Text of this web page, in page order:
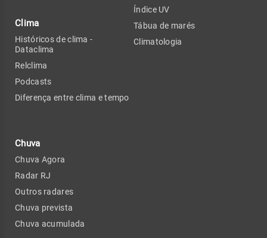
Clima
Históricos de clima -
Dataclima
Relclima
Podcasts
Diferença entre clima e tempo
Chuva
Chuva Agora
Radar RJ
Outros radares
Chuva prevista
Chuva acumulada
Índice UV
Tábua de marés
Climatologia